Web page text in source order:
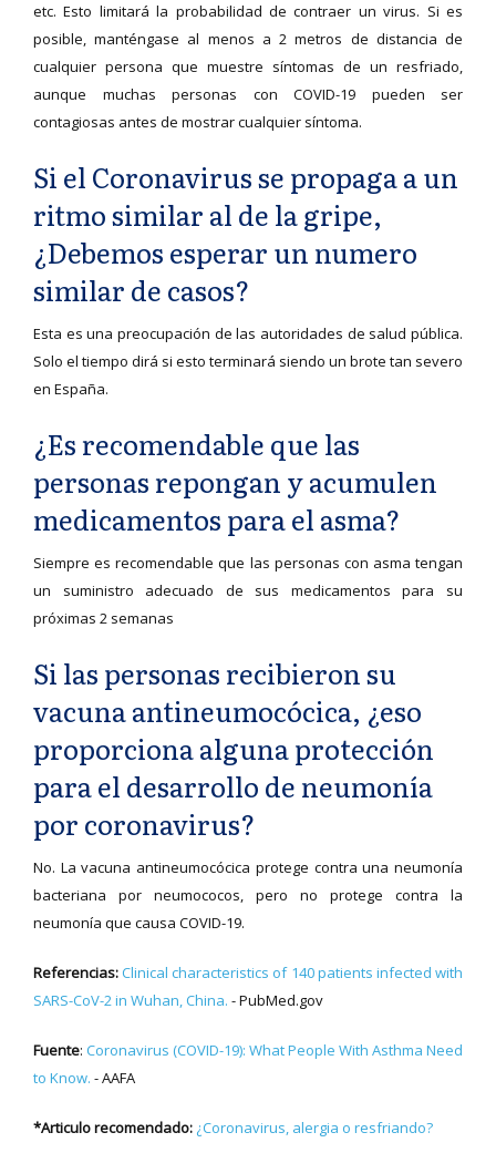
etc. Esto limitará la probabilidad de contraer un virus. Si es
posible, manténgase al menos a 2 metros de distancia de
cualquier persona que muestre síntomas de un resfriado,
aunque muchas personas con COVID-19 pueden ser
contagiosas antes de mostrar cualquier síntoma.
Si el Coronavirus se propaga a un
ritmo similar al de la gripe,
¿Debemos esperar un numero
similar de casos?
Esta es una preocupación de las autoridades de salud pública.
Solo el tiempo dirá si esto terminará siendo un brote tan severo
en España.
¿Es recomendable que las
personas repongan y acumulen
medicamentos para el asma?
Siempre es recomendable que las personas con asma tengan
un suministro adecuado de sus medicamentos para su
próximas 2 semanas
Si las personas recibieron su
vacuna antineumocócica, ¿eso
proporciona alguna protección
para el desarrollo de neumonía
por coronavirus?
No. La vacuna antineumocócica protege contra una neumonía
bacteriana por neumococos, pero no protege contra la
neumonía que causa COVID-19.
Referencias:Clinical characteristics of 140 patients infected with
SARS-CoV-2 in Wuhan, China. - PubMed.gov
Fuente: Coronavirus (COVID-19): What People With Asthma Need
to Know. - AAFA
*Articulo recomendado: ¿Coronavirus, alergia o resfriando?